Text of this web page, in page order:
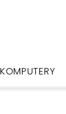
KOMPUTERY